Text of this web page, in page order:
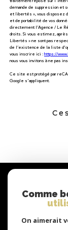
demande de suppression et
et libertés », vous disposez
et de portabilité de vos
directement l’Agence / Le
droits. Si vous estimez,
Libertés » ne sont pas
de l’existence de la liste
vous inscrire ici :https://
nous vous invitons à ne pas
Ce site est protégé par
Google s'appliquent.
Comme
On aimerait